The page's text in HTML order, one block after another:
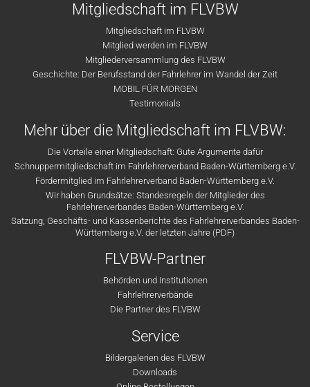
Mitgliedschaft im FLVBW
Mitgliedschaft im FLVBW
Mitglied werden im FLVBW
Mitgliederversammlung des FLVBW
Geschichte: Der Berufsstand der Fahrlehrer im Wandel der Zeit
MOBIL FÜR MORGEN
Testimonials
Mehr über die Mitgliedschaft im FLVBW:
Die Vorteile einer Mitgliedschaft: Gute Argumente dafür
Schnuppermitgliedschaft im Fahrlehrerverband Baden-Württemberg e.V.
Fördermitglied im Fahrlehrerverband Baden-Württemberg e.V.
Wir haben Grundsätze: Standesregeln der Mitglieder des
Fahrlehrerverbandes Baden-Württemberg e.V.
Satzung, Geschäfts- und Kassenberichte des Fahrlehrerverbandes Baden-
Württemberg e.V. der letzten Jahre (PDF)
FLVBW-Partner
Behörden und Institutionen
Fahrlehrerverbände
Die Partner des FLVBW
Service
Bildergalerien des FLVBW
Downloads